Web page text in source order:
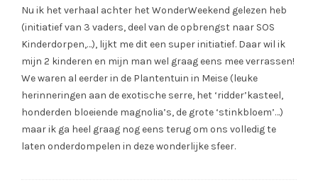
Nu ik het verhaal achter het WonderWeekend gelezen heb
(initiatief van 3 vaders, deel van de opbrengst naar SOS
Kinderdorpen,…), lijkt me dit een super initiatief. Daar wil ik
mijn 2 kinderen en mijn man wel graag eens mee verrassen!
We waren al eerder in de Plantentuin in Meise (leuke
herinneringen aan de exotische serre, het ‘ridder’kasteel,
honderden bloeiende magnolia’s, de grote ‘stinkbloem’…)
maar ik ga heel graag nog eens terug om ons volledig te
laten onderdompelen in deze wonderlijke sfeer.